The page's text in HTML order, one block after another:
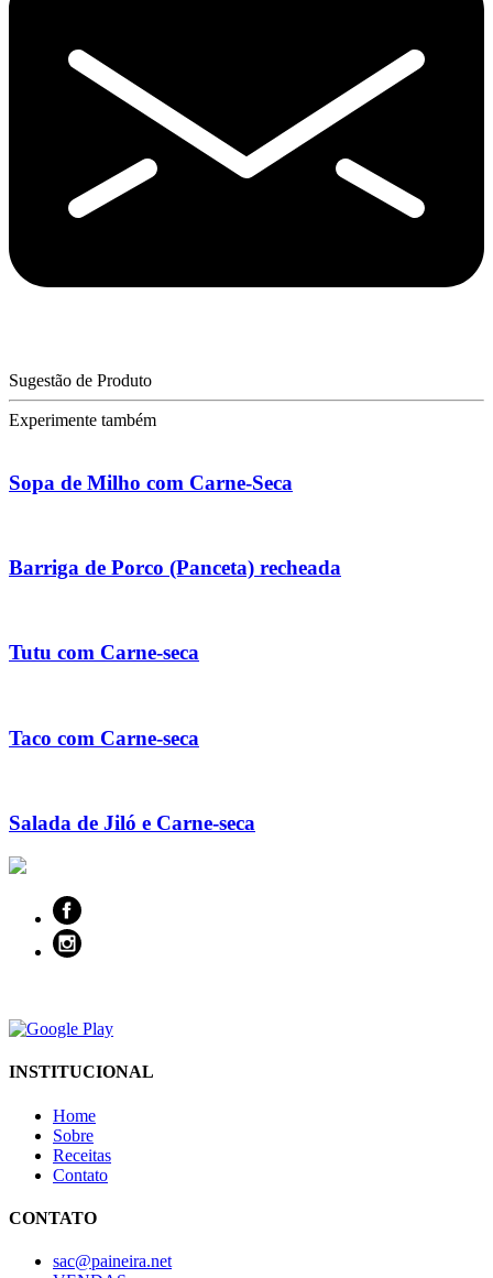
Sugestão de Produto
Experimente também
Sopa de Milho com Carne-Seca
Barriga de Porco (Panceta) recheada
Tutu com Carne-seca
Taco com Carne-seca
Salada de Jiló e Carne-seca
INSTITUCIONAL
Home
Sobre
Receitas
Contato
CONTATO
sac@paineira.net